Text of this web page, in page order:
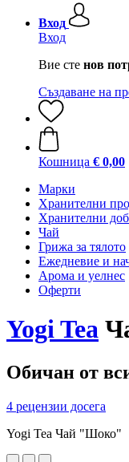
Вход
Вход
Вие сте нов
Създаване на
Кошница € 0,00
Марки
Хранителни
Хранителни
Чай
Грижа за тялото
Ежедневие и
Арома и уелнес
Оферти
Yogi Tea
Обичан от
4 рецензии досега
Yogi Tea Чай "Шоко"